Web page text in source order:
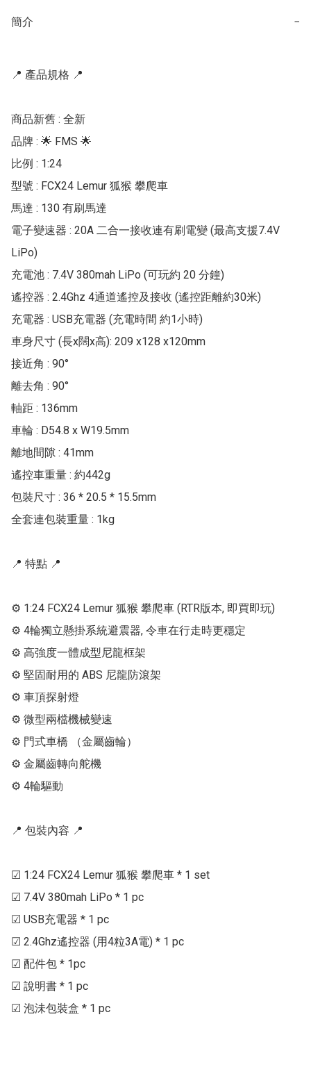
簡介 −
📍 產品規格 📍
商品新舊 : 全新
品牌 : 🌟 FMS 🌟
比例 : 1:24
型號 : FCX24 Lemur 狐猴 攀爬車
馬達 : 130 有刷馬達
電子變速器 : 20A 二合一接收連有刷電變 (最高支援7.4V
LiPo)
充電池 : 7.4V 380mah LiPo (可玩約 20 分鐘)
遙控器 : 2.4Ghz 4通道遙控及接收 (遙控距離約30米)
充電器 : USB充電器 (充電時間 約1小時)
車身尺寸 (長x闊x高): 209 x128 x120mm
接近角 : 90°
離去角 : 90°
軸距 : 136mm
車輪 : D54.8 x W19.5mm
離地間隙 : 41mm
遙控車重量 : 約442g
包裝尺寸 : 36 * 20.5 * 15.5mm
全套連包裝重量 : 1kg
📍 特點 📍
⚙ 1:24 FCX24 Lemur 狐猴 攀爬車 (RTR版本, 即買即玩)
⚙ 4輪獨立懸掛系統避震器, 令車在行走時更穩定
⚙ 高強度一體成型尼龍框架
⚙ 堅固耐用的 ABS 尼龍防滾架
⚙ 車頂探射燈
⚙ 微型兩檔機械變速
⚙ 門式車橋 （金屬齒輪）
⚙ 金屬齒轉向舵機
⚙ 4輪驅動
📍 包裝內容 📍
☑ 1:24 FCX24 Lemur 狐猴 攀爬車 * 1 set
☑ 7.4V 380mah LiPo * 1 pc
☑ USB充電器 * 1 pc
☑ 2.4Ghz遙控器 (用4粒3A電) * 1 pc
☑ 配件包 * 1pc
☑ 說明書 * 1 pc
☑ 泡沬包裝盒 * 1 pc